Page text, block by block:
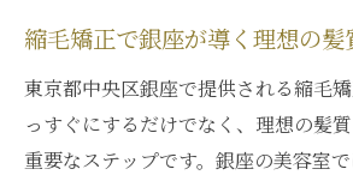
縮毛矯正で銀座が導く理想の髪
東京都中央区銀座で提供される縮毛
っすぐにするだけでなく、理想の髪
重要なステップです。銀座の美容室